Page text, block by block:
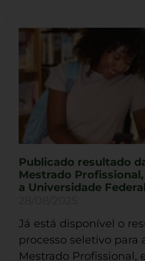
Publicado resultado
Mestrado
a Universidade
Já está disponível o
processo seletivo para
Mestrado Profissional,